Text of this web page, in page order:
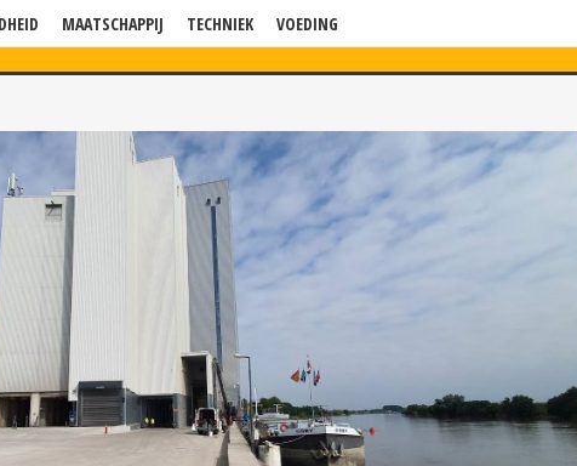
MAATSCHAPPIJ TECHNIEK VOEDING
NIEUWS VERDIEPING BLOG